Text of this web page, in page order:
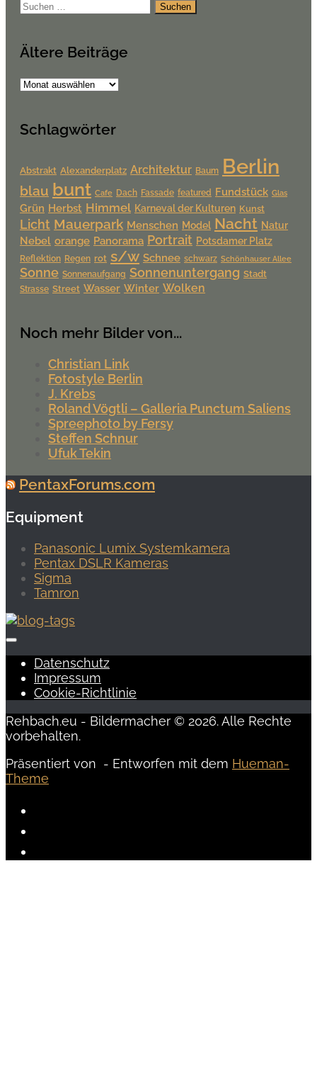
Suchen
Ältere Beiträge
Ältere
Schlagwörter
Abstrakt Alexanderplatz Architektur Baum Berlin
blau bunt Cafe Dach Fassade featured Fundstück Glas
Grün Herbst Himmel Karneval der Kulturen Kunst
Licht Mauerpark Menschen Model Nacht Natur
Nebel orange Panorama Portrait Potsdamer Platz
Reflektion Regen rot s/w Schnee schwarz Schönhauser Allee
Sonne Sonnenaufgang Sonnenuntergang Stadt
Strasse Street Wasser Winter Wolken
Noch mehr Bilder von...
Christian Link
Fotostyle Berlin
J. Krebs
Roland Vögtli – Galleria Punctum Saliens
Spreephoto by Fersy
Steffen Schnur
Ufuk Tekin
PentaxForums.com
Equipment
Panasonic Lumix Systemkamera
Pentax DSLR Kameras
Sigma
Tamron
Datenschutz
Impressum
Cookie-Richtlinie
Rehbach.eu - Bildermacher © 2026. Alle Rechte
vorbehalten.
Präsentiert von - Entworfen mit dem Hueman-
Theme